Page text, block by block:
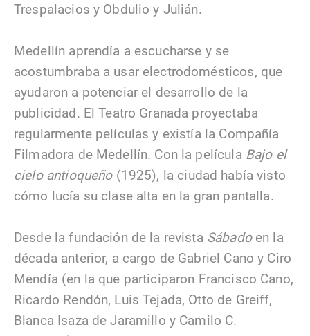
Trespalacios y Obdulio y Julián.
Medellín aprendía a escucharse y se
acostumbraba a usar electrodomésticos, que
ayudaron a potenciar el desarrollo de la
publicidad. El Teatro Granada proyectaba
regularmente películas y existía la Compañía
Filmadora de Medellín. Con la película Bajo el
cielo antioqueño(1925), la ciudad había visto
cómo lucía su clase alta en la gran pantalla.
Desde la fundación de la revista Sábadoen la
década anterior, a cargo de Gabriel Cano y Ciro
Mendía (en la que participaron Francisco Cano,
Ricardo Rendón, Luis Tejada, Otto de Greiff,
Blanca Isaza de Jaramillo y Camilo C.